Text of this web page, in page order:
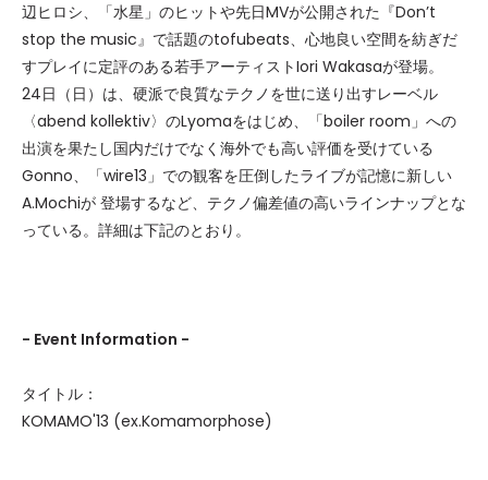
辺ヒロシ、「水星」のヒットや先日MVが公開された『Don’t
stop the music』で話題のtofubeats、心地良い空間を紡ぎだ
すプレイに定評のある若手アーティストIori Wakasaが登場。
24日（日）は、硬派で良質なテクノを世に送り出すレーベル
〈abend kollektiv〉のLyomaをはじめ、「boiler room」への
出演を果たし国内だけでなく海外でも高い評価を受けている
Gonno、「wire13」での観客を圧倒したライブが記憶に新しい
A.Mochiが 登場するなど、テクノ偏差値の高いラインナップとな
っている。詳細は下記のとおり。
- Event Information -
タイトル：
KOMAMO'13 (ex.Komamorphose)